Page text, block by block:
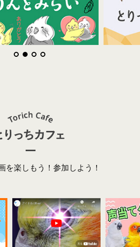
を楽しもう！参加しよう！